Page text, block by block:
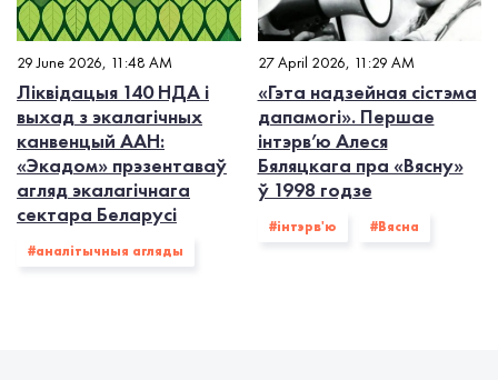
29 June 2026, 11:48 AM
Ліквідацыя 140 НДА і
выхад з экалагiчных
канвенцый ААН:
«Экадом» прэзентаваў
агляд экалагічнага
сектара Беларусі
#аналітычныя агляды
27 April 2026, 11:29 AM
«Гэта надзейная сістэма
дапамогі». Першае
інтэрв’ю Алеся
Бяляцкага пра «Вясну»
ў 1998 годзе
#інтэрв'ю #Вясна